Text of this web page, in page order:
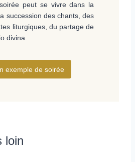
peut se vivre dans la
succession des chants, des
liturgiques, du partage de
divina.
exemple de soirée
loin